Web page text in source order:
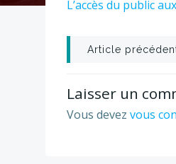
L’accès du public
Post
Article
Laisser un
Vous devez vous